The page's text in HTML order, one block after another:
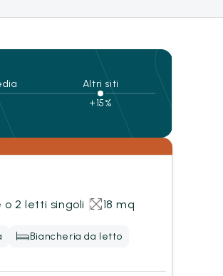
Altri siti
+15%
2 letti singoli 18 mq
Biancheria da letto